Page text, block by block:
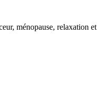
ménopause, relaxation